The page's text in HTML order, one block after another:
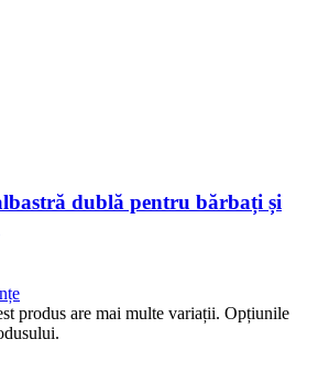
dublă pentru bărbați și
produs are mai multe variații. Opțiunile